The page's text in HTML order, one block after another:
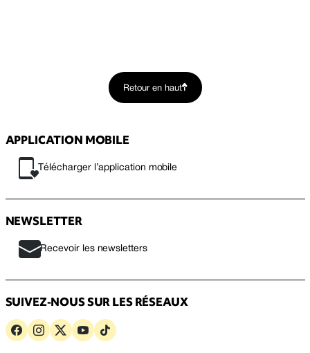
Retour en haut
APPLICATION MOBILE
Télécharger l’application mobile
NEWSLETTER
Recevoir les newsletters
SUIVEZ-NOUS SUR LES RÉSEAUX